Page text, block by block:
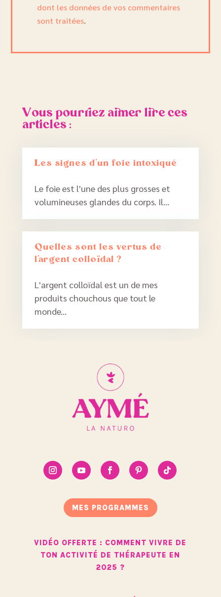
dont les données de vos commentaires
sont traitées.
Vous pourriez aimer lire ces
articles :
Les signes d’un foie intoxiqué
Le foie est l'une des plus grosses et
volumineuses glandes du corps. Il...
Quelles sont les vertus de
l’argent colloïdal ?
L'argent colloïdal est un de mes
produits chouchous que tout le
monde...
MES PROGRAMMES
VIDÉO OFFERTE : COMMENT VIVRE DE
TON ACTIVITÉ DE THÉRAPEUTE EN
2025 ?